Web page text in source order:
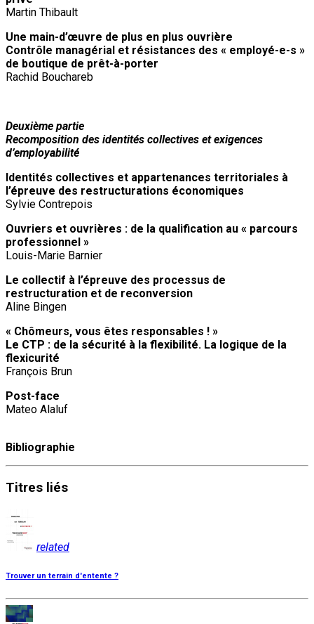
Martin Thibault
Une main-d’œuvre de plus en plus ouvrière
Contrôle managérial et résistances des « employé-e-s »
de boutique de prêt-à-porter
Rachid Bouchareb
Deuxième partie
Recomposition des identités collectives et exigences
d’employabilité
Identités collectives et appartenances territoriales à
l’épreuve des restructurations économiques
Sylvie Contrepois
Ouvriers et ouvrières : de la qualification au « parcours
professionnel »
Louis-Marie Barnier
Le collectif à l’épreuve des processus de
restructuration et de reconversion
Aline Bingen
« Chômeurs, vous êtes responsables ! »
Le CTP : de la sécurité à la flexibilité. La logique de la
flexicurité
François Brun
Post-face
Mateo Alaluf
Bibliographie
Titres liés
related
Trouver un terrain d'entente ?